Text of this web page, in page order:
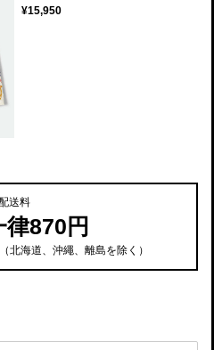
¥15,950
送料
870円
北海道、沖繩、離島を除く）